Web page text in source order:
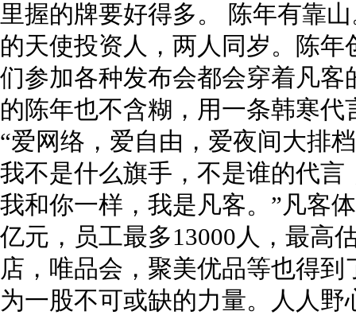
里握的牌要好得多。 陈年有靠
的天使投资人，两人同岁。陈
们参加各种发布会都会穿着凡
的陈年也不含糊，用一条韩寒
“爱网络，爱自由，爱夜间大排
我不是什么旗手，不是谁的代
我和你一样，我是凡客。”凡客
亿元，员工最多13000人，最高
店，唯品会，聚美优品等也得
为一股不可或缺的力量。人人